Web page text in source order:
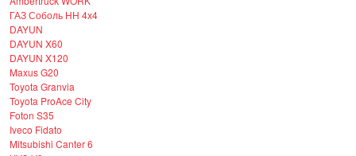
ГАЗ Соболь НН 4х4
DAYUN
DAYUN X60
DAYUN X120
Maxus G20
Toyota Granvia
Toyota ProAce City
Foton S35
Iveco Fidato
Mitsubishi Canter 6